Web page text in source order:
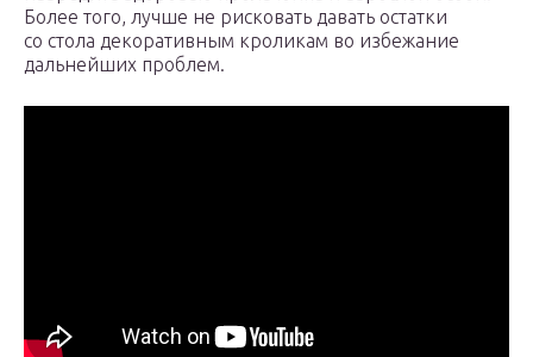
Более того, лучше не рисковать давать остатки
со стола декоративным кроликам во избежание
дальнейших проблем.